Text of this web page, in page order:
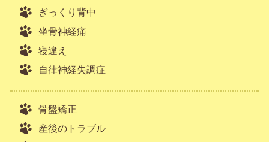
ぎっくり背中
坐骨神経痛
寝違え
自律神経失調症
骨盤矯正
産後のトラブル